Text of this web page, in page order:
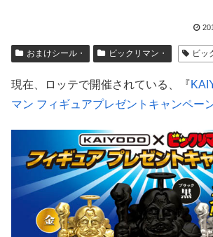
おまけシール・ ビックリマン・ ビッ
現在、ロッテで開催されている、『
マン フィギュアプレゼントキャンペー